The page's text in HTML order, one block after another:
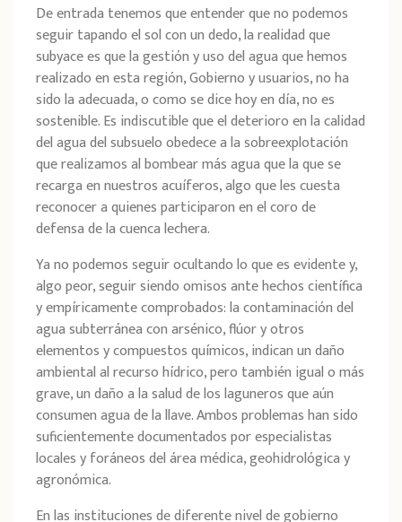
De entrada tenemos que entender que no podemos
seguir tapando el sol con un dedo, la realidad que
subyace es que la gestión y uso del agua que hemos
realizado en esta región, Gobierno y usuarios, no ha
sido la adecuada, o como se dice hoy en día, no es
sostenible. Es indiscutible que el deterioro en la calidad
del agua del subsuelo obedece a la sobreexplotación
que realizamos al bombear más agua que la que se
recarga en nuestros acuíferos, algo que les cuesta
reconocer a quienes participaron en el coro de
defensa de la cuenca lechera.
Ya no podemos seguir ocultando lo que es evidente y,
algo peor, seguir siendo omisos ante hechos científica
y empíricamente comprobados: la contaminación del
agua subterránea con arsénico, flúor y otros
elementos y compuestos químicos, indican un daño
ambiental al recurso hídrico, pero también igual o más
grave, un daño a la salud de los laguneros que aún
consumen agua de la llave. Ambos problemas han sido
suficientemente documentados por especialistas
locales y foráneos del área médica, geohidrológica y
agronómica.
En las instituciones de diferente nivel de gobierno